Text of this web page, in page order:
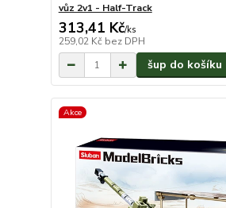
vůz 2v1 - Half-Track
313,41 Kč/ks
259,02 Kč bez DPH
šup do košíku
Akce